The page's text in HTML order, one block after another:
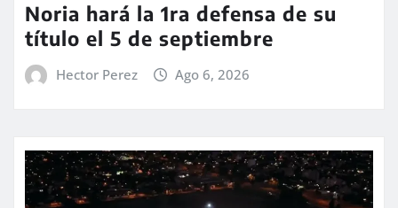
Noria hará la 1ra defensa de su
título el 5 de septiembre
Hector Perez Ago 6, 2026